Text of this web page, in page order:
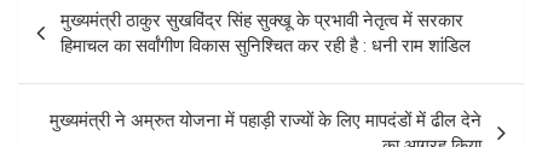
navigation
मुख्यमंत्री ठाकुर सुखविंद्र सिंह सुक्खू के प्रभावी नेतृत्व में सरकार
हिमाचल का सर्वांगीण विकास सुनिश्चित कर रही है : धनी राम शांडिल
मुख्यमंत्री ने अम्रुत योजना में पहाड़ी राज्यों के लिए मापदंडों में ढील देने